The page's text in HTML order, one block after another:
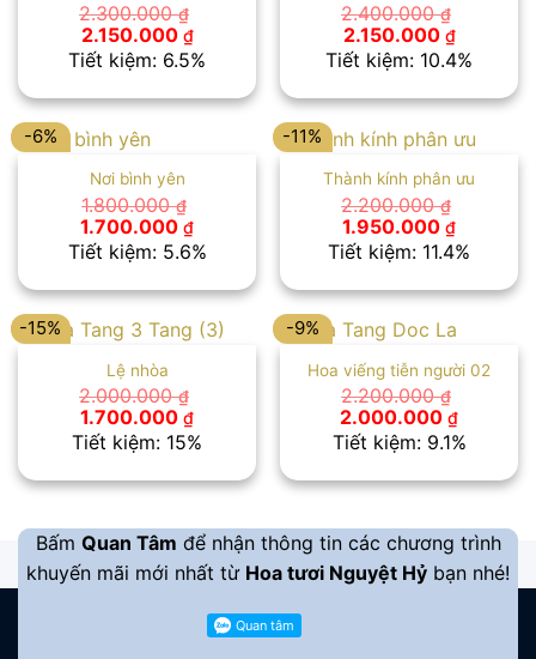
2.300.000₫
Giá
gốc
là:
2.150.000 ₫Giá
hiện
tại
2.150.000 ₫.
Tiết kiệm: 6.5%
2.400.000₫
Giá
gốc
là:
2.150.000 ₫Giá
hiện
tại
Tiết kiệm: 10.4%
-6%
Nơi bình yên
1.800.000₫
Giá
gốc
là:
1.700.000 ₫Giá
hiện
tại
1.700.000 ₫.
Tiết kiệm: 5.6%
-11%
Thành kính phân ưu
2.200.000₫
Giá
gốc
là:
1.950.000 ₫Giá
hiện
tại
Tiết kiệm: 11.4%
-15%
Lệ nhòa
2.000.000₫
Giá
gốc
là:
1.700.000 ₫Giá
hiện
tại
1.700.000 ₫.
Tiết kiệm: 15%
-9%
Hoa viếng tiễn người 02
2.200.000₫
Giá
gốc
là:
2.000.000 ₫Giá
hiện
tại
Tiết kiệm: 9.1%
Bấm Quan Tâm để nhận thông tin các chương trình
khuyến mãi mới nhất từ Hoa tươi Nguyệt Hỷ bạn nhé!